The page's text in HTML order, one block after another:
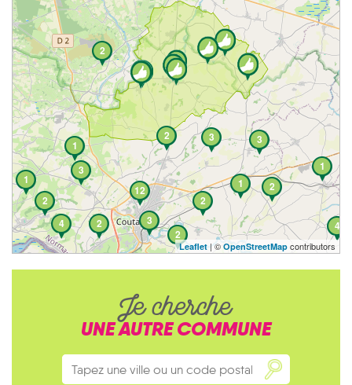
1
1
2
3
1
3
4
2
12
3
4
2
2
2
1
3
2
2
Leaflet | © OpenStreetMap contributors
Je cherche
UNE AUTRE COMMUNE